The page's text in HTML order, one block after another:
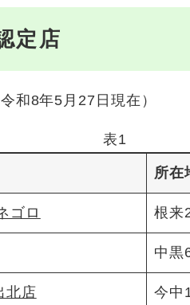
定店
和8年5月27日現在）
表1
所在
ゴロ 根来
中黒
北店 今中